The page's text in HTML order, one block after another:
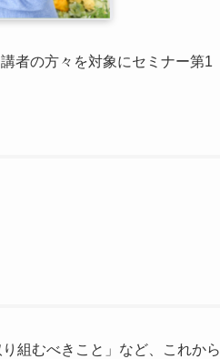
者の方々を対象にセミナー第1
組むべきこと」など、これから